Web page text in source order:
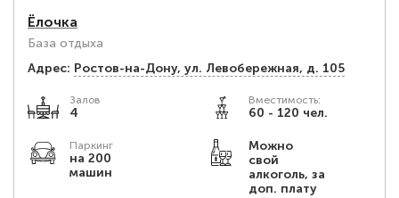
Ёлочка
База отдыха
Адрес: Ростов-на-Дону, ул. Левобережная, д. 105
Залов
4
Вместимость:
60 - 120 чел.
Паркинг
на 200
машин
Можно
свой
алкоголь, за
доп. плату